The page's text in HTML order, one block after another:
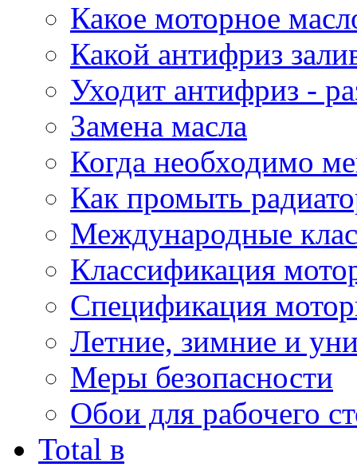
Какое моторное
Какой антифриз
Уходит антифриз -
Замена масла
Когда необходимо
Как промыть
Международные
Классификация
Спецификация
Летние, зимние и
Меры безопасности
Обои для рабочего
Total в